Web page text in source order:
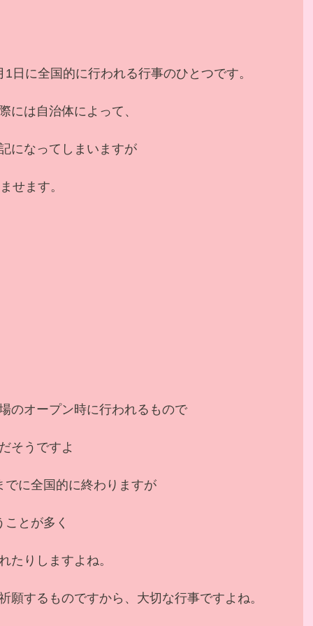
日に全国的に行われる行事のひとつです。
には自治体によって、
になってしまいますが
せます。
のオープン時に行われるもので
そうですよ
に全国的に終わりますが
とが多く
たりしますよね。
願するものですから、大切な行事ですよね。